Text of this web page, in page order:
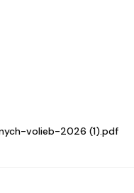
volieb-2026 (1).pdf